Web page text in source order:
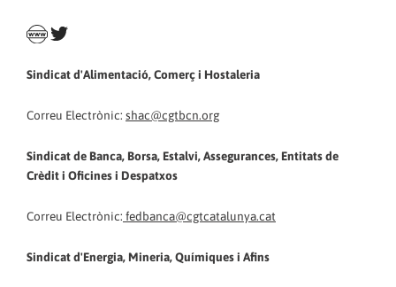
Sindicat d'Alimentació, Comerç i Hostaleria
Correu Electrònic: shac@cgtbcn.org
Sindicat de Banca, Borsa, Estalvi, Assegurances, Entitats de
Crèdit i Oficines i Despatxos
Correu Electrònic: fedbanca@cgtcatalunya.cat
Sindicat d'Energia, Mineria, Químiques i Afins